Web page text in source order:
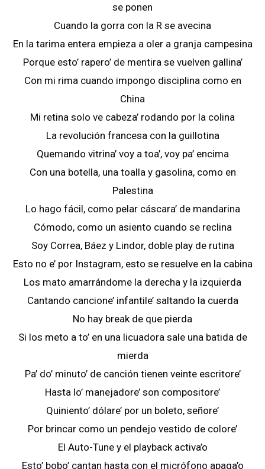
se ponen
Cuando la gorra con la R se avecina
En la tarima entera empieza a oler a granja campesina
Porque esto’ rapero’ de mentira se vuelven gallina’
Con mi rima cuando impongo disciplina como en
China
Mi retina solo ve cabeza’ rodando por la colina
La revolución francesa con la guillotina
Quemando vitrina’ voy a toa’, voy pa’ encima
Con una botella, una toalla y gasolina, como en
Palestina
Lo hago fácil, como pelar cáscara’ de mandarina
Cómodo, como un asiento cuando se reclina
Soy Correa, Báez y Lindor, doble play de rutina
Esto no e’ por Instagram, esto se resuelve en la cabina
Los mato amarrándome la derecha y la izquierda
Cantando cancione’ infantile’ saltando la cuerda
No hay break de que pierda
Si los meto a to’ en una licuadora sale una batida de
mierda
Pa’ do’ minuto’ de canción tienen veinte escritore’
Hasta lo’ manejadore’ son compositore’
Quiniento’ dólare’ por un boleto, señore’
Por brincar como un pendejo vestido de colore’
El Auto-Tune y el playback activa’o
Esto’ bobo’ cantan hasta con el micrófono apaga’o